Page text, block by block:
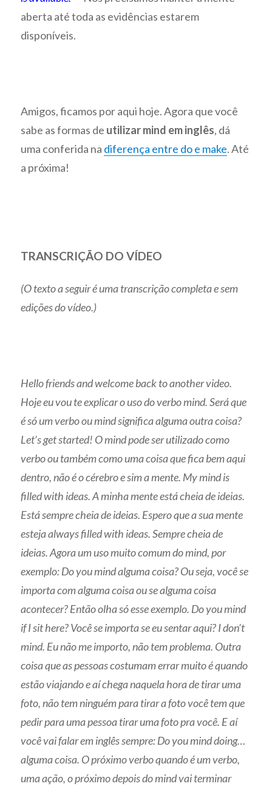
aberta até toda as evidências estarem
disponíveis.
Amigos, ficamos por aqui hoje. Agora que você
sabe as formas de utilizar mind em inglês, dá
uma conferida na diferença entre do e make. Até
a próxima!
TRANSCRIÇÃO DO VÍDEO
(O texto a seguir é uma transcrição completa e sem
edições do vídeo.)
Hello friends and welcome back to another video.
Hoje eu vou te explicar o uso do verbo mind. Será que
é só um verbo ou mind significa alguma outra coisa?
Let’s get started! O mind pode ser utilizado como
verbo ou também como uma coisa que fica bem aqui
dentro, não é o cérebro e sim a mente. My mind is
filled with ideas. A minha mente está cheia de ideias.
Está sempre cheia de ideias. Espero que a sua mente
esteja always filled with ideas. Sempre cheia de
ideias. Agora um uso muito comum do mind, por
exemplo: Do you mind alguma coisa? Ou seja, você se
importa com alguma coisa ou se alguma coisa
acontecer? Então olha só esse exemplo. Do you mind
if I sit here? Você se importa se eu sentar aqui? I don’t
mind. Eu não me importo, não tem problema. Outra
coisa que as pessoas costumam errar muito é quando
estão viajando e aí chega naquela hora de tirar uma
foto, não tem ninguém para tirar a foto você tem que
pedir para uma pessoa tirar uma foto pra você. E aí
você vai falar em inglês sempre: Do you mind doing…
alguma coisa. O próximo verbo quando é um verbo,
uma ação, o próximo depois do mind vai terminar